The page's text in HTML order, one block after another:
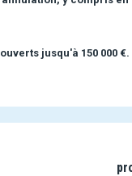
jusqu'à 150 000 €.